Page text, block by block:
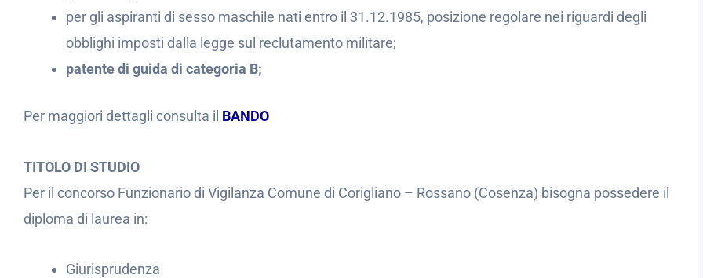
per gli aspiranti di sesso maschile nati entro il 31.12.1985, posizione regolare nei riguardi degli
obblighi imposti dalla legge sul reclutamento militare;
patente di guida di categoria B;
Per maggiori dettagli consulta il BANDO
TITOLO DI STUDIO
Per il concorso Funzionario di Vigilanza Comune di Corigliano – Rossano (Cosenza) bisogna possedere il
diploma di laurea in:
Giurisprudenza